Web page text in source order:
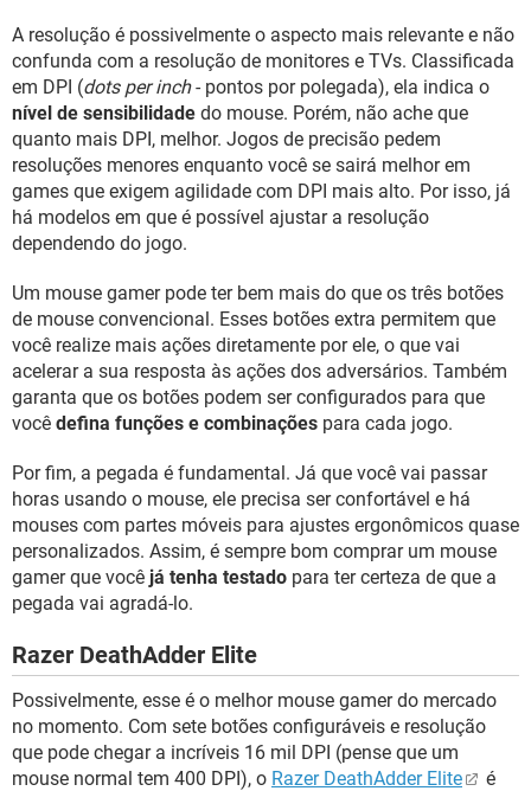
A resolução é possivelmente o aspecto mais relevante e não
confunda com a resolução de monitores e TVs. Classificada
em DPI (dots per inch- pontos por polegada), ela indica o
nível de sensibilidade do mouse. Porém, não ache que
quanto mais DPI, melhor. Jogos de precisão pedem
resoluções menores enquanto você se sairá melhor em
games que exigem agilidade com DPI mais alto. Por isso, já
há modelos em que é possível ajustar a resolução
dependendo do jogo.
Um mouse gamer pode ter bem mais do que os três botões
de mouse convencional. Esses botões extra permitem que
você realize mais ações diretamente por ele, o que vai
acelerar a sua resposta às ações dos adversários. Também
garanta que os botões podem ser configurados para que
você defina funções e combinações para cada jogo.
Por fim, a pegada é fundamental. Já que você vai passar
horas usando o mouse, ele precisa ser confortável e há
mouses com partes móveis para ajustes ergonômicos quase
personalizados. Assim, é sempre bom comprar um mouse
gamer que você já tenha testado para ter certeza de que a
pegada vai agradá-lo.
Razer DeathAdder Elite
Possivelmente, esse é o melhor mouse gamer do mercado
no momento. Com sete botões configuráveis e resolução
que pode chegar a incríveis 16 mil DPI (pense que um
mouse normal tem 400 DPI), o Razer DeathAdder Elite
é